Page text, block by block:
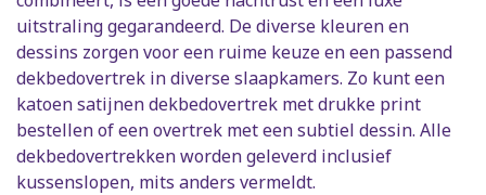
uitstraling gegarandeerd. De diverse kleuren en
dessins zorgen voor een ruime keuze en een passend
dekbedovertrek in diverse slaapkamers. Zo kunt een
katoen satijnen dekbedovertrek met drukke print
bestellen of een overtrek met een subtiel dessin. Alle
dekbedovertrekken worden geleverd inclusief
kussenslopen, mits anders vermeldt.